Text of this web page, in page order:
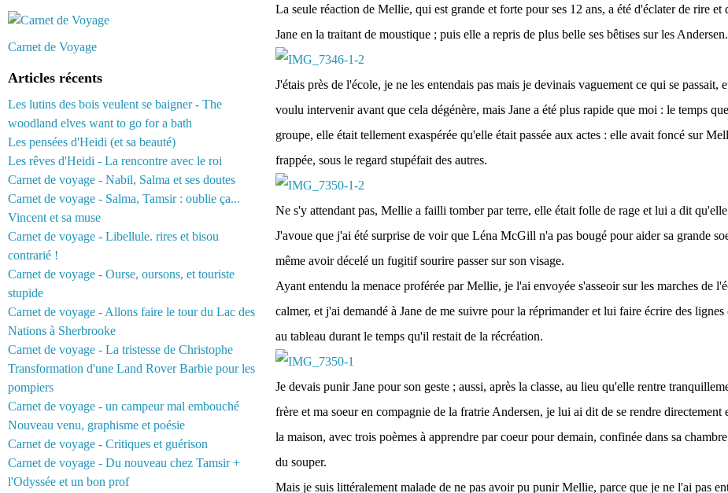
Carnet de Voyage
Articles récents
Les lutins des bois veulent se baigner - The
woodland elves want to go for a bath
Les pensées d'Heidi (et sa beauté)
Les rêves d'Heidi - La rencontre avec le roi
Carnet de voyage - Nabil, Salma et ses doutes
Carnet de voyage - Salma, Tamsir : oublie ça...
Vincent et sa muse
Carnet de voyage - Libellule. rires et bisou
contrarié !
Carnet de voyage - Ourse, oursons, et touriste
stupide
Carnet de voyage - Allons faire le tour du Lac des
Nations à Sherbrooke
Carnet de voyage - La tristesse de Christophe
Transformation d'une Land Rover Barbie pour les
pompiers
Carnet de voyage - un campeur mal embouché
Nouveau venu, graphisme et poésie
Carnet de voyage - Critiques et guérison
Carnet de voyage - Du nouveau chez Tamsir +
l'Odyssée et un bon prof
La seule réaction de Mellie, qui est grande et forte pour ses 12 ans, a été d'éclater de rire et
Jane en la traitant de moustique ; puis elle a repris de plus belle ses bêtises sur les Andersen.
J'étais près de l'école, je ne les entendais pas mais je devinais vaguement ce qui se passait,
voulu intervenir avant que cela dégénère, mais Jane a été plus rapide que moi : le temps
groupe, elle était tellement exaspérée qu'elle était passée aux actes : elle avait foncé sur
frappée, sous le regard stupéfait des autres.
Ne s'y attendant pas, Mellie a failli tomber par terre, elle était folle de rage et lui a dit
J'avoue que j'ai été surprise de voir que Léna McGill n'a pas bougé pour aider sa grande
même avoir décelé un fugitif sourire passer sur son visage.
Ayant entendu la menace proférée par Mellie, je l'ai envoyée s'asseoir sur les marches de
calmer, et j'ai demandé à Jane de me suivre pour la réprimander et lui faire écrire des lignes
au tableau durant le temps qu'il restait de la récréation.
Je devais punir Jane pour son geste ; aussi, après la classe, au lieu qu'elle rentre
frère et ma soeur en compagnie de la fratrie Andersen, je lui ai dit de se rendre directement
la maison, avec trois poèmes à apprendre par coeur pour demain, confinée dans sa
du souper.
Mais je suis littéralement malade de ne pas avoir pu punir Mellie, parce que je ne l'ai pas